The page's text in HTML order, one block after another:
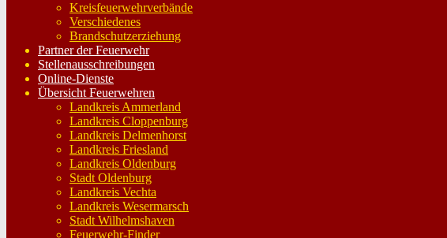
Kreisfeuerwehrverbände
Verschiedenes
Brandschutzerziehung
Partner der Feuerwehr
Stellenausschreibungen
Online-Dienste
Übersicht Feuerwehren
Landkreis Ammerland
Landkreis Cloppenburg
Landkreis Delmenhorst
Landkreis Friesland
Landkreis Oldenburg
Stadt Oldenburg
Landkreis Vechta
Landkreis Wesermarsch
Stadt Wilhelmshaven
Feuerwehr-Finder